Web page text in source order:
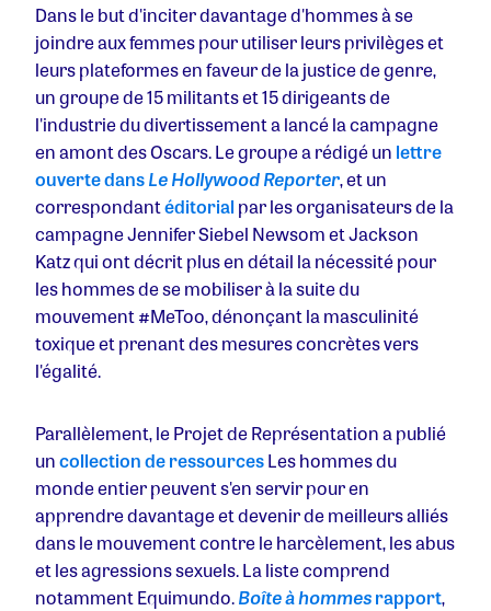
Dans le but d'inciter davantage d'hommes à se
joindre aux femmes pour utiliser leurs privilèges et
leurs plateformes en faveur de la justice de genre,
un groupe de 15 militants et 15 dirigeants de
l'industrie du divertissement a lancé la campagne
en amont des Oscars. Le groupe a rédigé un lettre
ouverte dansLe Hollywood Reporter, et un
correspondantéditorial par les organisateurs de la
campagne Jennifer Siebel Newsom et Jackson
Katz qui ont décrit plus en détail la nécessité pour
les hommes de se mobiliser à la suite du
mouvement #MeToo, dénonçant la masculinité
toxique et prenant des mesures concrètes vers
l'égalité.
Parallèlement, le Projet de Représentation a publié
uncollection de ressourcesLes hommes du
monde entier peuvent s'en servir pour en
apprendre davantage et devenir de meilleurs alliés
dans le mouvement contre le harcèlement, les abus
et les agressions sexuels. La liste comprend
notamment Equimundo.Boîte à hommesrapport,